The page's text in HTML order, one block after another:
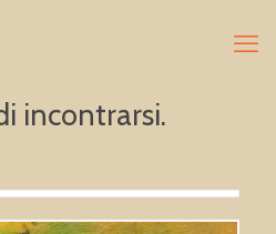
incontrarsi.